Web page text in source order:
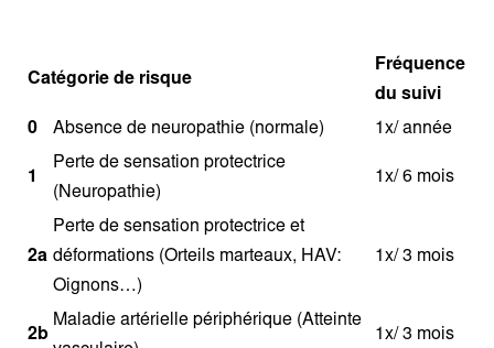
Catégorie de risque
Fréquence
du suivi
0
Absence de neuropathie (normale) 1x/ année
1
Perte de sensation protectrice
(Neuropathie)
1x/ 6 mois
2a
Perte de sensation protectrice et
déformations (Orteils marteaux, HAV:
Oignons…)
1x/ 3 mois
2b
Maladie artérielle périphérique (Atteinte
1x/ 3 mois